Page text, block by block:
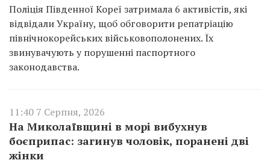
Поліція Південної Кореї затримала 6 активістів, які
відвідали Україну, щоб обговорити репатріацію
північнокорейських військовополонених. Їх
звинувачують у порушенні паспортного
законодавства.
11:40 7 Серпня, 2026
На Миколаївщині в морі вибухнув
боєприпас: загинув чоловік, поранені дві
жінки